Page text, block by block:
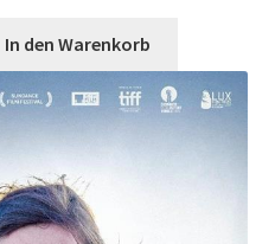
In den Warenkorb